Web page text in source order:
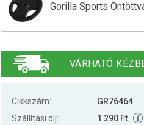
Gorilla Sports
Gorilla Sports
VÁRHATÓ
Cikkszám:
GR76464
Szállítási díj:
1 290 Ft